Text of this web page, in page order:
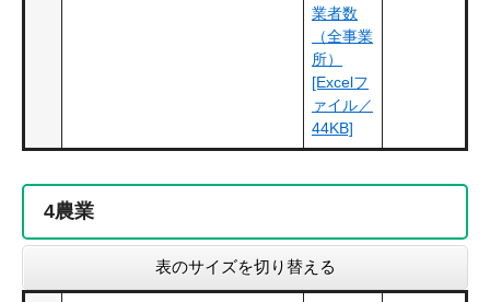
業者数
（全事業
所）
[Excelフ
ァイル／
44KB]
4農業
表のサイズを切り替える